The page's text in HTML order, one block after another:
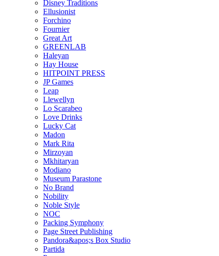
Disney Traditions
Ellusionist
Forchino
Fournier
Great Art
GREENLAB
Haleyan
Hay House
HITPOINT PRESS
JP Games
Leap
Llewellyn
Lo Scarabeo
Love Drinks
Lucky Cat
Madon
Mark Rita
Mirzoyan
Mkhitaryan
Modiano
Museum Parastone
No Brand
Nobility
Noble Style
NOC
Packing Symphony
Page Street Publishing
Pandora&apos;s Box Studio
Partida